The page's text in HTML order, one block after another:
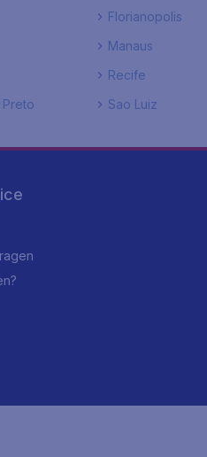
Florianopolis
Manaus
Recife
Sao Luiz